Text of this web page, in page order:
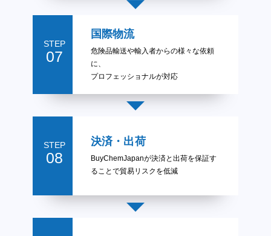
STEP
07
国際物流
危険品輸送や輸入者からの様々な依頼
に、
プロフェッショナルが対応
STEP
08
決済・出荷
BuyChemJapanが決済と出荷を保証す
ることで貿易リスクを低減